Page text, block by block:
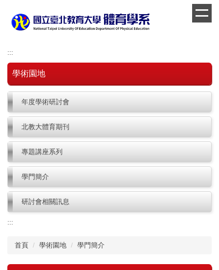
:::
學術園地
年度學術研討會
北教大體育期刊
專題講座系列
學門簡介
研討會相關訊息
:::
首頁 學術園地 學門簡介